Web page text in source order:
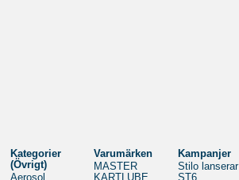
Kategorier
(Övrigt)
Aerosol
Varumärken
MASTER
KARTLUBE
Kampanjer
Stilo lanserar
ST6